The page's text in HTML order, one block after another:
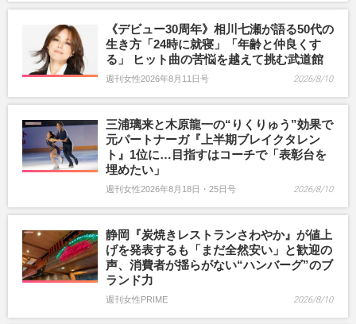
《デビュー30周年》相川七瀬が語る50代の
生き方「24時に就寝」「年齢と仲良くす
る」 ヒット曲の苦悩を越えて挑む武道館
週刊女性2026年8月11日号 2026/8/10
三浦璃来と木原龍一の“りくりゅう”効果で
元パートナーガ『上半期ブレイクタレン
ト』1位に…目指すはコーチで「表彰台を
埋めたい」
週刊女性2026年8月18日・25日号 2026/8/10
静岡『炭焼きレストランさわやか』が値上
げを発表するも「まだ全然安い」と歓迎の
声、消費者が揺らがない“ハンバーグ”のブ
ランド力
週刊女性PRIME 2026/8/10